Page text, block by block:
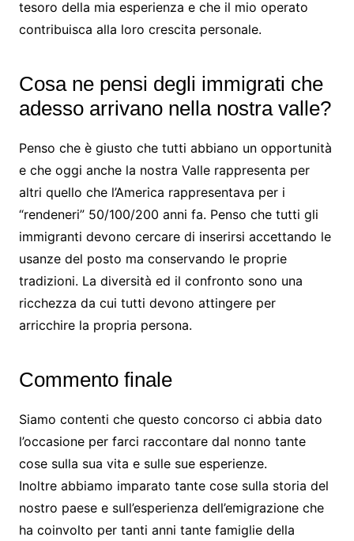
tesoro della mia esperienza e che il mio operato
contribuisca alla loro crescita personale.
Cosa ne pensi degli immigrati che
adesso arrivano nella nostra valle?
Penso che è giusto che tutti abbiano un opportunità
e che oggi anche la nostra Valle rappresenta per
altri quello che l’America rappresentava per i
“rendeneri” 50/100/200 anni fa. Penso che tutti gli
immigranti devono cercare di inserirsi accettando le
usanze del posto ma conservando le proprie
tradizioni. La diversità ed il confronto sono una
ricchezza da cui tutti devono attingere per
arricchire la propria persona.
Commento finale
Siamo contenti che questo concorso ci abbia dato
l’occasione per farci raccontare dal nonno tante
cose sulla sua vita e sulle sue esperienze.
Inoltre abbiamo imparato tante cose sulla storia del
nostro paese e sull’esperienza dell’emigrazione che
ha coinvolto per tanti anni tante famiglie della